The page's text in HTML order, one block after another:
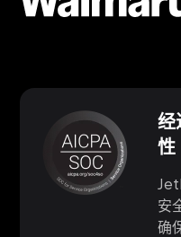
经
性
安
确